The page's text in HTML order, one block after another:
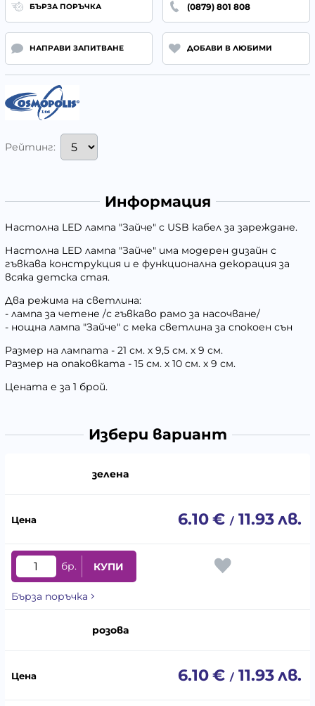
БЪРЗА ПОРЪЧКА (0879) 801 808
НАПРАВИ ЗАПИТВАНЕ ДОБАВИ В ЛЮБИМИ
Рейтинг:
Информация
Настолна LED лампа "Зайче" с USB кабел за зареждане.
Настолна LED лампа "Зайче" има модерен дизайн с
гъвкава конструкция и е функционална декорация за
всяка детска стая.
Два режима на светлина:
- лампа за четене /с гъвкаво рамо за насочване/
- нощна лампа "Зайче" с мека светлина за спокоен сън
Размер на лампата - 21 см. х 9,5 см. х 9 см.
Размер на опаковката - 15 см. х 10 см. х 9 см.
Цената е за 1 брой.
Избери вариант
зелена
6.10€ / 11.93лв.
бр. КУПИ
Бърза поръчка
розова
6.10€ / 11.93лв.